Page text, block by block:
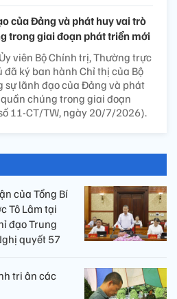
của Đảng và phát huy vai trò
trong giai đoạn phát triển mới
viên Bộ Chính trị, Thường trực
đã ký ban hành Chỉ thị của Bộ
sự lãnh đạo của Đảng và phát
chúng trong giai đoạn
11-CT/TW, ngày 20/7/2026).
của Tổng Bí
Tô Lâm tại
đạo Trung
quyết 57
tri ân các